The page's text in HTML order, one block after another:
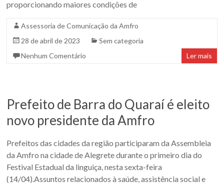
proporcionando maiores condições de
Assessoria de Comunicação da Amfro
28 de abril de 2023
Sem categoria
Nenhum Comentário
Ler mais
Prefeito de Barra do Quaraí é eleito
novo presidente da Amfro
Prefeitos das cidades da região participaram da Assembleia
da Amfro na cidade de Alegrete durante o primeiro dia do
Festival Estadual da linguiça, nesta sexta-feira
(14/04).Assuntos relacionados à saúde, assistência social e